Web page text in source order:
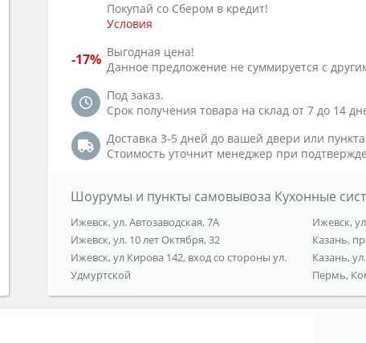
Покупай со Сбером в кредит!
Условия
-17% Выгодная цена!
Данное предложение не суммируется с
Под заказ.
Срок получения товара на склад от 7 до 14
Доставка 3-5 дней до вашей двери или
Стоимость уточнит менеджер при
Шоурумы и пункты самовывоза Кухонные
Ижевск, ул. Автозаводская, 7А
Ижевск, ул. 10 лет Октября, 32
Ижевск, ул Кирова 142, вход со стороны ул.
Удмуртской
Ижевск,
Казань,
Казань,
Пермь,